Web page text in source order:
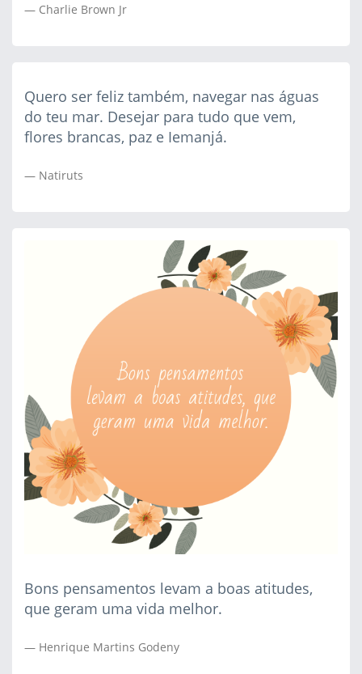
Charlie Brown Jr
Quero ser feliz também, navegar nas águas
do teu mar. Desejar para tudo que vem,
flores brancas, paz e Iemanjá.
Natiruts
Bons pensamentos levam a boas atitudes,
que geram uma vida melhor.
Henrique Martins Godeny